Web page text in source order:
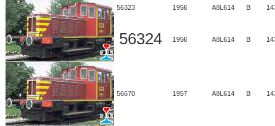
56323 1956 A8L614 B
56324 1956 A8L614 B
56670 1957 A8L614 B